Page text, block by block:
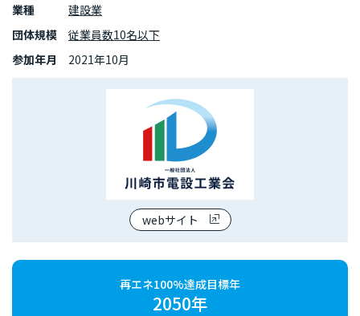
業種
建設業
団体規模
従業員数10名以下
参加年月
2021年10月
webサイト
再エネ100%達成目標年
2050年